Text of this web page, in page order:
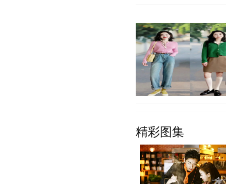
在离开华为之后，荣耀手机
TOP5，旗下产品十分丰富
元机或者中端机，【详细】
也成为女性必备单【详细】
精彩图集